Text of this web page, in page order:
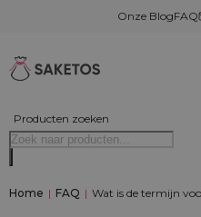
Onze BlogFAQ
Producten zoeken
Home | FAQ | Wat is de termijn